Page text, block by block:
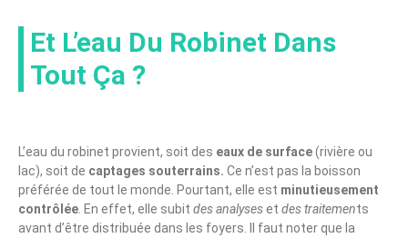
Et L’eau Du Robinet Dans
Tout Ça ?
L’eau du robinet provient, soit des eaux de surface(rivière ou
lac), soit de captages souterrains. Ce n’est pas la boisson
préférée de tout le monde. Pourtant, elle est minutieusement
contrôlée . En effet, elle subit des analyseset des traitements
avant d’être distribuée dans les foyers. Il faut noter que la